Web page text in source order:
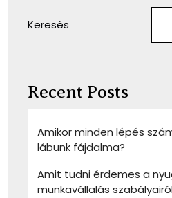
Keresés
Recent Posts
Amikor minden lépés
lábunk fájdalma?
Amit tudni érdemes a
munkavállalás